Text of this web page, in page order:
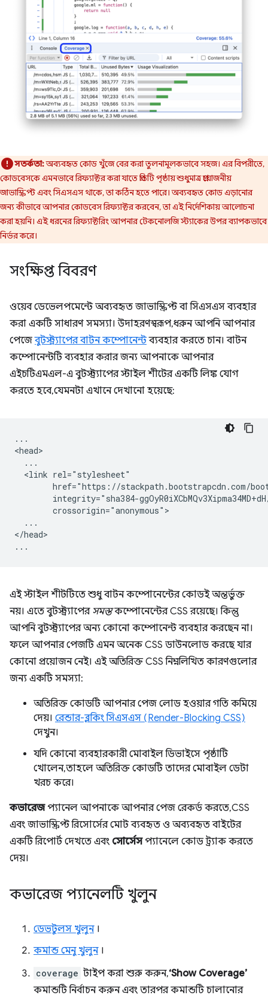
সতর্কতা:অব্যবহৃত কোড খুঁজে বের করা তুলনামূলকভাবে সহজ। এর বিপরীতে,
কোডবেসকে এমনভাবে রিফ্যাক্টর করা যাতে প্রতিটি পৃষ্ঠায় শুধুমাত্র প্রয়োজনীয়
জাভাস্ক্রিপ্ট এবং সিএসএস থাকে, তা কঠিন হতে পারে। অব্যবহৃত কোড এড়ানোর
জন্য কীভাবে আপনার কোডবেস রিফ্যাক্টর করবেন, তা এই নির্দেশিকায় আলোচনা
করা হয়নি। এই ধরনের রিফ্যাক্টরিং আপনার টেকনোলজি স্ট্যাকের উপর ব্যাপকভাবে
নির্ভর করে।
সংক্ষিপ্ত বিবরণ
ওয়েব ডেভেলপমেন্টে অব্যবহৃত জাভাস্ক্রিপ্ট বা সিএসএস ব্যবহার
করা একটি সাধারণ সমস্যা। উদাহরণস্বরূপ, ধরুন আপনি আপনার
পেজেবুটস্ট্র্যাপের বাটন কম্পোনেন্টব্যবহার করতে চান। বাটন
কম্পোনেন্টটি ব্যবহার করার জন্য আপনাকে আপনার
এইচটিএমএল-এ বুটস্ট্র্যাপের স্টাইল শীটের একটি লিঙ্ক যোগ
করতে হবে, যেমনটা এখানে দেখানো হয়েছে:
...
<head>
  ...
  <link rel="stylesheet"
href="https://stackpath.bootstrapcdn.com/
integrity="sha384-
        crossorigin="anonymous">
  ...
</head>
এই স্টাইল শীটটিতে শুধু বাটন কম্পোনেন্টের কোডই অন্তর্ভুক্ত
নয়। এতে বুটস্ট্র্যাপের সমস্তকম্পোনেন্টের CSS রয়েছে। কিন্তু
আপনি বুটস্ট্র্যাপের অন্য কোনো কম্পোনেন্ট ব্যবহার করছেন না।
ফলে আপনার পেজটি এমন অনেক CSS ডাউনলোড করছে যার
কোনো প্রয়োজন নেই। এই অতিরিক্ত CSS নিম্নলিখিত কারণগুলোর
জন্য একটি সমস্যা:
অতিরিক্ত কোডটি আপনার পেজ লোড হওয়ার গতি কমিয়ে
দেয়। রেন্ডার-ব্লকিং সিএসএস (Render-Blocking CSS)
দেখুন।
যদি কোনো ব্যবহারকারী মোবাইল ডিভাইসে পৃষ্ঠাটি
খোলেন, তাহলে অতিরিক্ত কোডটি তাদের মোবাইল ডেটা
খরচ করে।
কভারেজপ্যানেল আপনাকে আপনার পেজ রেকর্ড করতে, CSS
এবং জাভাস্ক্রিপ্ট রিসোর্সের মোট ব্যবহৃত ও অব্যবহৃত বাইটের
একটি রিপোর্ট দেখতে এবং সোর্সেসপ্যানেলে কোড ট্র্যাক করতে
দেয়।
কভারেজ প্যানেলটি খুলুন
ডেভটুলস খুলুন।
কমান্ড মেনু খুলুন।
coverage টাইপ করা শুরু করুন,‘Show Coverage’
কমান্ডটি নির্বাচন করুন এবং তারপর কমান্ডটি চালানোর